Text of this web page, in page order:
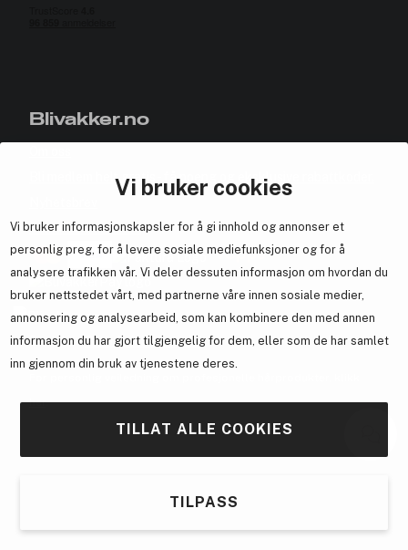
Vi bruker cookies
Vi bruker informasjonskapsler for å gi innhold og annonser et
personlig preg, for å levere sosiale mediefunksjoner og for å
analysere trafikken vår. Vi deler dessuten informasjon om hvordan du
bruker nettstedet vårt, med partnerne våre innen sosiale medier,
annonsering og analysearbeid, som kan kombinere den med annen
informasjon du har gjort tilgjengelig for dem, eller som de har samlet
inn gjennom din bruk av tjenestene deres.
TILLAT ALLE COOKIES
TILPASS
Blivakker.no
Bli medlem helt gratis - få poeng og eksklusive rabattkoder.
Samarbeid med oss
En del avBrandsdal Group AS
her.